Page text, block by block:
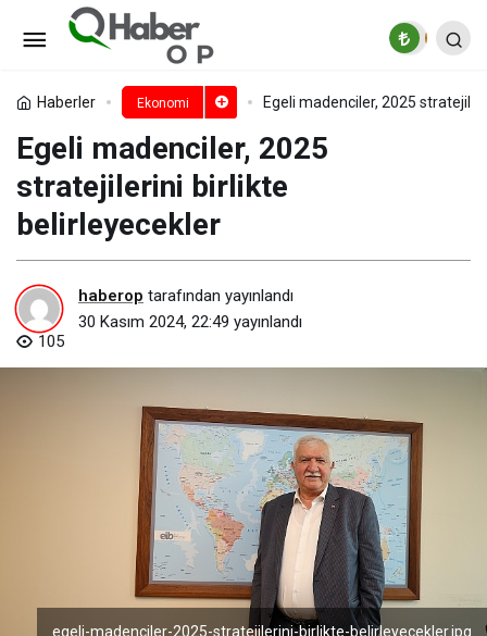
Haberler Ekonomi Egeli madenciler, 2025
Egeli madenciler, 2025
stratejilerini birlikte
belirleyecekler
haberop tarafından yayınlandı
30 Kasım 2024, 22:49 yayınlandı
105
egeli-madenciler-2025-stratejilerini-birlikte-belirleyecekler.jpg
Tüik: Gayrisafi Yurt İçi Hasıla
(GSYH) 2024 yılı üçüncü çeyreğinde %2,1
arttı
Yorum Yap